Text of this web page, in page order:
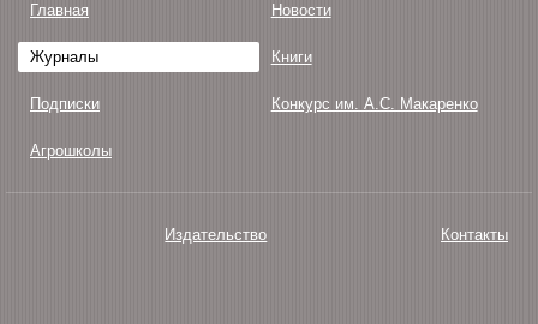
Главная Новости
Журналы Книги
Подписки Конкурс им. А.С. Макаренко
Агрошколы
Издательство Контакты